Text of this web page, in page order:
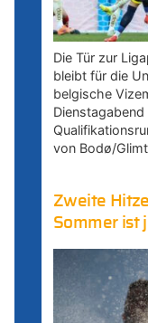
Die Tür zur
bleibt für die
belgische
von Bodø/
Zweite
Sommer ist